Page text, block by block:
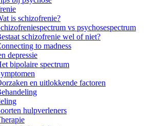
is schizofrenie?
vs psychosespectrum
schizofrenie wel of niet?
to madness
depressie
bipolaire spectrum
en uitlokkende factoren
hulpverleners